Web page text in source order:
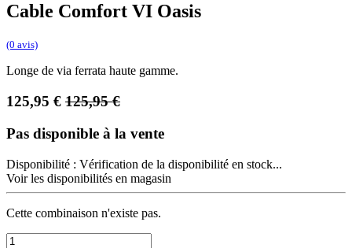
Cable Comfort VI Oasis
(0 avis)
Longe de via ferrata haute gamme.
125,95 € 125,95€
Pas disponible à la vente
Disponibilité : Vérification de la disponibilité en stock...
Voir les disponibilités en magasin
Cette combinaison n'existe pas.